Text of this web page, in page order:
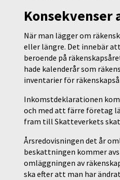
Konsekvenser
När man lägger om
eller längre. Det innebär
beroende på
hade kalenderår som
inventarier för
Inkomstdeklarationen
och med att färre företag
fram till Skatteverkets
Årsredovisningen det år
beskattningen kommer
omläggningen av
ska efter att man har